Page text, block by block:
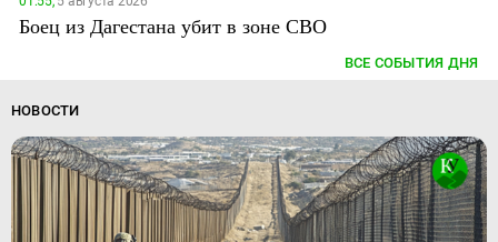
Боец из Дагестана убит в зоне СВО
ВСЕ СОБЫТИЯ ДНЯ
НОВОСТИ